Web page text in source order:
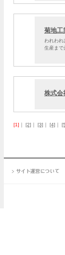
菊地工
われわ
生産まで
株式会
[1] ｜ [2] ｜ [3] ｜ [4] ｜
サイト運営について